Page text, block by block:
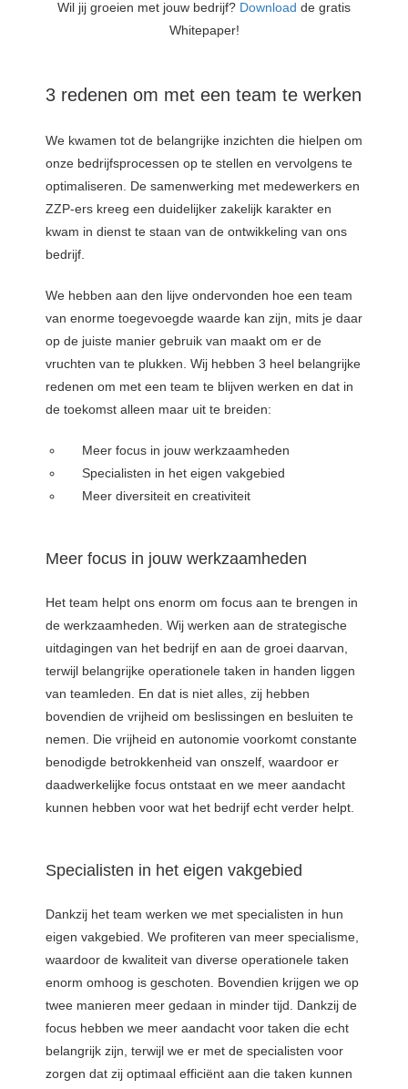
Wil jij groeien met jouw bedrijf? Download de gratis
Whitepaper!
3 redenen om met een team te werken
We kwamen tot de belangrijke inzichten die hielpen om
onze bedrijfsprocessen op te stellen en vervolgens te
optimaliseren. De samenwerking met medewerkers en
ZZP-ers kreeg een duidelijker zakelijk karakter en
kwam in dienst te staan van de ontwikkeling van ons
bedrijf.
We hebben aan den lijve ondervonden hoe een team
van enorme toegevoegde waarde kan zijn, mits je daar
op de juiste manier gebruik van maakt om er de
vruchten van te plukken. Wij hebben 3 heel belangrijke
redenen om met een team te blijven werken en dat in
de toekomst alleen maar uit te breiden:
Meer focus in jouw werkzaamheden
Specialisten in het eigen vakgebied
Meer diversiteit en creativiteit
Meer focus in jouw werkzaamheden
Het team helpt ons enorm om focus aan te brengen in
de werkzaamheden. Wij werken aan de strategische
uitdagingen van het bedrijf en aan de groei daarvan,
terwijl belangrijke operationele taken in handen liggen
van teamleden. En dat is niet alles, zij hebben
bovendien de vrijheid om beslissingen en besluiten te
nemen. Die vrijheid en autonomie voorkomt constante
benodigde betrokkenheid van onszelf, waardoor er
daadwerkelijke focus ontstaat en we meer aandacht
kunnen hebben voor wat het bedrijf echt verder helpt.
Specialisten in het eigen vakgebied
Dankzij het team werken we met specialisten in hun
eigen vakgebied. We profiteren van meer specialisme,
waardoor de kwaliteit van diverse operationele taken
enorm omhoog is geschoten. Bovendien krijgen we op
twee manieren meer gedaan in minder tijd. Dankzij de
focus hebben we meer aandacht voor taken die echt
belangrijk zijn, terwijl we er met de specialisten voor
zorgen dat zij optimaal efficiënt aan die taken kunnen